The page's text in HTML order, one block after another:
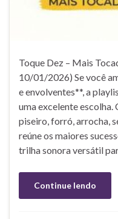
Toque Dez – Mais
10/01/2026) Se você
e envolventes**, a
uma excelente
piseiro, forró, arrocha,
reúne os maiores
trilha sonora versátil
Continue lendo